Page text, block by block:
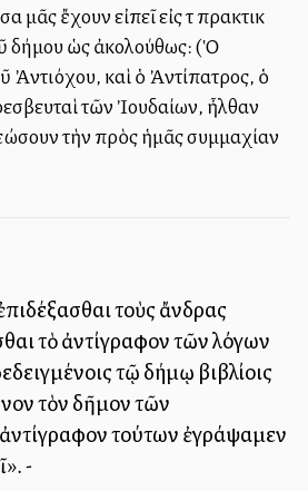
ἔχουν εἰπεῖ εἰς τὰ πρακτικὰ
δήμου ὡς ἀκολούθως: (Ὁ
Ἀντιόχου, καὶ ὁ Ἀντίπατρος, ὁ
τῶν Ἰουδαίων, ἦλθαν
τὴν πρὸς ἡμᾶς συμμαχίαν
τοὺς ἄνδρας
τὸ ἀντίγραφον τῶν λόγων
τῷ δήμῳ βιβλίοις
τὸν δῆμον τῶν
τούτων ἐγράψαμεν
-